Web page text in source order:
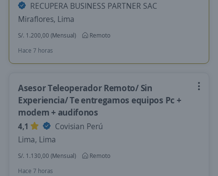
RECUPERA BUSINESS PARTNER SAC
Miraflores, Lima
S/. 1.200,00 (Mensual)
Remoto
Hace 7 horas
Asesor Teleoperador Remoto/ Sin
Experiencia/ Te entregamos equipos Pc +
modem + audifonos
4,1
Covisian Perú
Lima, Lima
S/. 1.130,00 (Mensual)
Remoto
Hace 7 horas